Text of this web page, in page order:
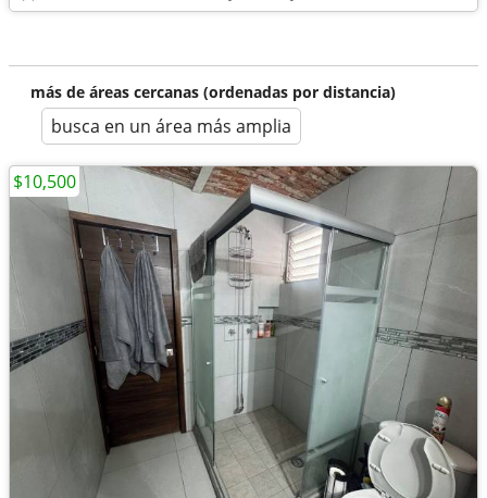
más de áreas cercanas (ordenadas por distancia)
busca en un área más amplia
$10,500